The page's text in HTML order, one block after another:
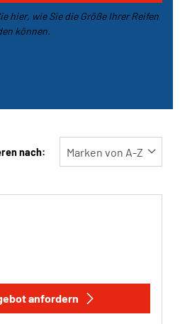
hier, wie Sie die Größe Ihrer Reifen
können.
nach:
anfordern